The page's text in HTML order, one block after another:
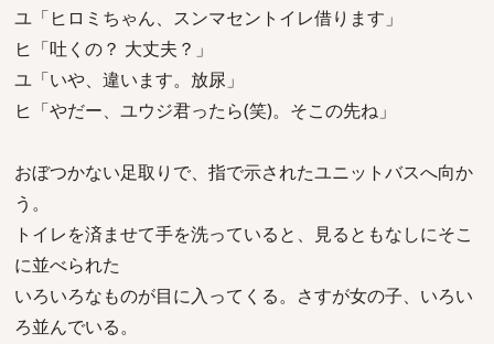
ユ「ヒロミちゃん、スンマセントイレ借ります」
ヒ「吐くの？ 大丈夫？」
ユ「いや、違います。放尿」
ヒ「やだー、ユウジ君ったら(笑)。そこの先ね」
おぼつかない足取りで、指で示されたユニットバスへ向か
う。
トイレを済ませて手を洗っていると、見るともなしにそこ
に並べられた
いろいろなものが目に入ってくる。さすが女の子、いろい
ろ並んでいる。